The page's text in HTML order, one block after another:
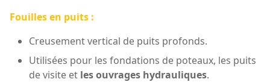
Fouilles en puits :
Creusement vertical de puits profonds.
Utilisées pour les fondations de poteaux, les puits
de visite et les ouvrages hydrauliques.